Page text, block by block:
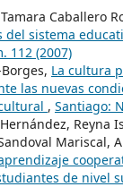
Caballero
del sistema
112 (2007)
La cultura
las nuevas
, Santiago:
Reyna
Mariscal,
de nivel